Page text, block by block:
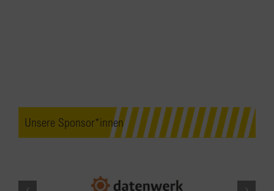
Unsere Sponsor*innen